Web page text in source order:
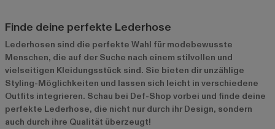
Finde deine perfekte Lederhose
Lederhosen sind die perfekte Wahl für modebewusste
Menschen, die auf der Suche nach einem stilvollen und
vielseitigen Kleidungsstück sind. Sie bieten dir unzählige
Styling-Möglichkeiten und lassen sich leicht in verschiedene
Outfits integrieren. Schau bei Def-Shop vorbei und finde deine
perfekte Lederhose, die nicht nur durch ihr Design, sondern
auch durch ihre Qualität überzeugt!